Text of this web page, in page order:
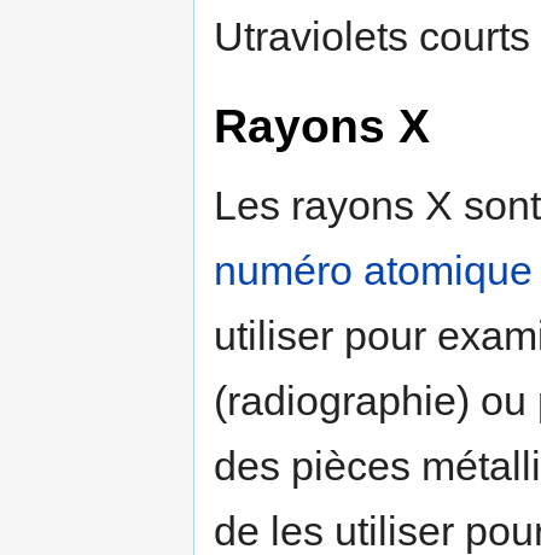
Utraviolets courts
Rayons X
Les rayons X
numéro atomique
utiliser pour
(radiographie)
des pièces
de les utiliser